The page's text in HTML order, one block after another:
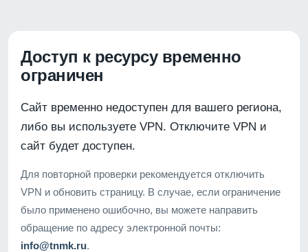
Доступ к ресурсу временно
ограничен
Сайт временно недоступен для вашего региона,
либо вы используете VPN. Отключите VPN и
сайт будет доступен.
Для повторной проверки рекомендуется отключить
VPN и обновить страницу. В случае, если ограничение
было применено ошибочно, вы можете направить
обращение по адресу электронной почты:
info@tnmk.ru.